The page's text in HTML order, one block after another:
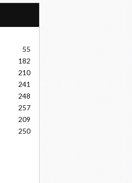
55
182
210
241
248
257
209
250